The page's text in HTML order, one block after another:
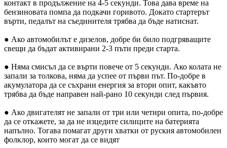
контакт в продължение на 4-5 секунди. Това дава време на
бензиновата помпа да подкачи горивото. Докато стартерът
върти, педалът на съединителя трябва да бъде натиснат.
● Ако автомобилът е дизелов, добре би било подгряващите
свещи да бъдат активирани 2-3 пъти преди старта.
● Няма смисъл да се върти повече от 5 секунди. Ако колата не
запали за толкова, няма да успее от първи път. По-добре в
акумулатора да се съхрани енергия за втори опит, какъвто
трябва да бъде направен най-рано 10 секунди след първия.
● Ако двигателят не запали от три или четири опита, по-добре
да се откажете, за да не изцедите силиците на батерията
напълно. Тогава помагат други хватки от руския автомобилен
фолклор, които могат да се видят